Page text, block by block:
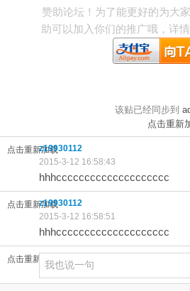
赞助论坛！为了能更好的为大
助可以加入你们的推广哦，详
该贴已经同步到
点击重新
点击重新加载z19930112
2015-3-12 16:58:43
hhhcccccccccccccccccccc
点击重新加载z19930112
2015-3-12 16:58:51
hhhcccccccccccccccccccc
点击重新加载